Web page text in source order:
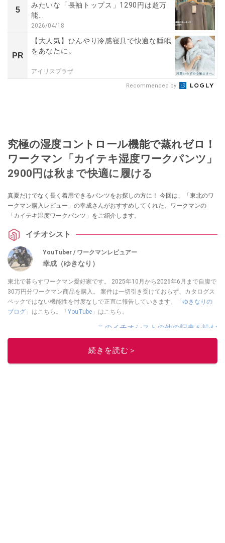
5
みたいな「長袖トップス」1290円は超万
能...
2026/04/18
PR
【大人気】ひんやり冷感寝具で快適な睡眠
をあなたに。
アイリスプラザ
Recommended by
究極の湿度コントロール機能で蒸れゼロ！
ワークマン「カイテキ湿度ワークパンツ」
2900円は秋まで快適に履ける
真夏だけでなく長く着用できるパンツをお探しの方に！ 今回は、「東北のワ
ークマン購入レビュー」の幸成さんがおすすめしてくれた、ワークマンの
「カイテキ湿度ワークパンツ」をご紹介します。
イチオシスト
YouTuber / ワークマンレビュアー
幸成（ゆきなり）
東北で暮らすワークマン愛好家です。 2025年10月から2026年6月まで自腹で
30万円分ワークマン商品を購入。 案件は一切引き受けておらず、カタログス
ペックではない機能性を忖度なしで正直に報告していきます。「ゆきなりの
ブログ 」はこちら。「YouTube 」はこちら。
このイチオシストの他の記事を読む
続きを読む＞